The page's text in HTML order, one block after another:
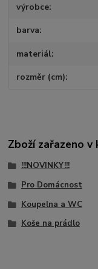
výrobce
barva
materiál
rozměr (cm)
Zboží zařazeno v
!!!NOVINKY!!!
Pro Domácnost
Koupelna a WC
Koše na prádlo